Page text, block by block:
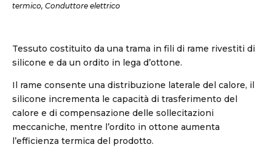
termico, Conduttore elettrico
Tessuto costituito da una trama in fili di rame rivestiti di
silicone e da un ordito in lega d’ottone.
Il rame consente una distribuzione laterale del calore, il
silicone incrementa le capacità di trasferimento del
calore e di compensazione delle sollecitazioni
meccaniche, mentre l’ordito in ottone aumenta
l’efficienza termica del prodotto.